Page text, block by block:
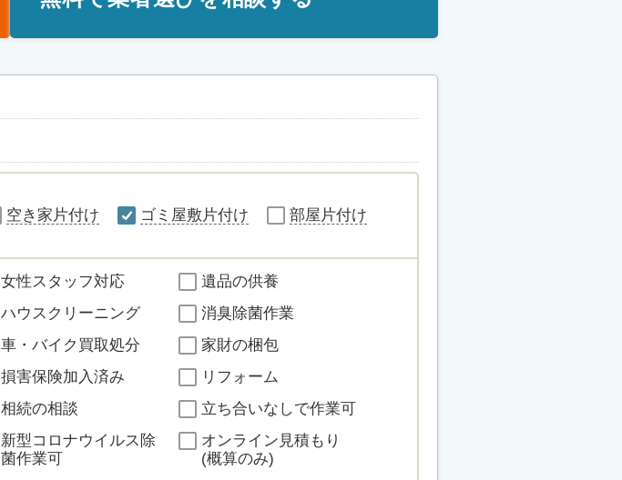
空き家片付け ゴミ屋敷片付け 部屋片付け
女性スタッフ対応
遺品の供養
ハウスクリーニング
消臭除菌作業
車・バイク買取処分
家財の梱包
損害保険加入済み
リフォーム
相続の相談
立ち合いなしで作業可
新型コロナウイルス除
菌作業可
オンライン見積もり
(概算のみ)